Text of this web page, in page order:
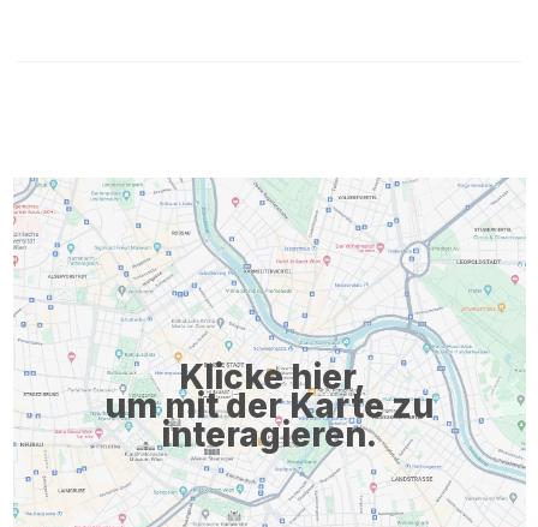
Klicke hier,
um mit der Karte zu
interagieren.